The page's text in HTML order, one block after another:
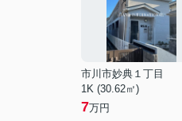
市川市妙典１丁目
1K (30.62㎡)
7万円